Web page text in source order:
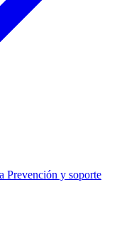
Prevención y soporte